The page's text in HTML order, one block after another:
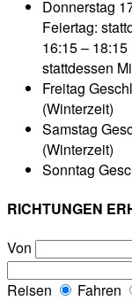
Donnerstag
Feiertag:
16:15 –
stattdessen
Freitag
(Winterzeit)
Samstag
(Winterzeit)
Sonntag
RICHTUNGEN
Von
Reisen Fahren